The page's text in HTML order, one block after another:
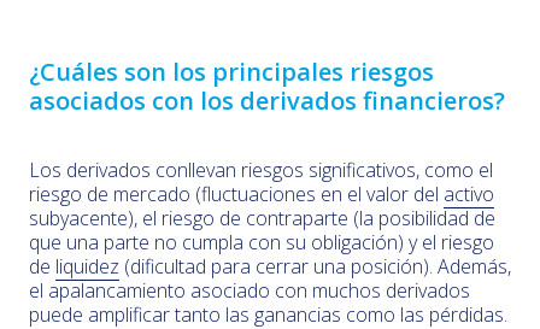
¿Cuáles son los principales riesgos
asociados con los derivados financieros?
Los derivados conllevan riesgos significativos, como el
riesgo de mercado (fluctuaciones en el valor del activo
subyacente), el riesgo de contraparte (la posibilidad de
que una parte no cumpla con su obligación) y el riesgo
de liquidez (dificultad para cerrar una posición). Además,
el apalancamiento asociado con muchos derivados
puede amplificar tanto las ganancias como las pérdidas.